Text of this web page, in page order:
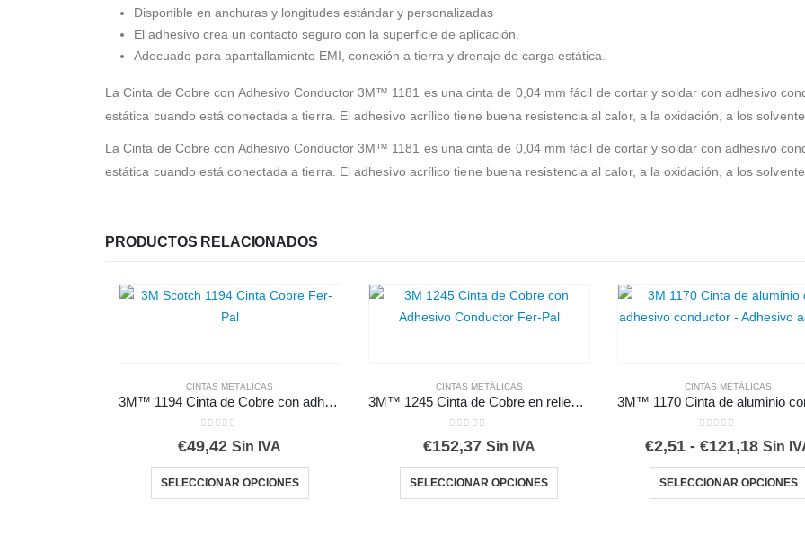
Disponible en anchuras y longitudes estándar y personalizadas
El adhesivo crea un contacto seguro con la superficie de aplicación.
Adecuado para apantallamiento EMI, conexión a tierra y drenaje de carga estática.
La Cinta de Cobre con Adhesivo Conductor 3M™ 1181 es una cinta de 0,04 mm fácil de cortar y soldar con adhesivo
estática cuando está conectada a tierra. El adhesivo acrílico tiene buena resistencia al calor, a la oxidación, a los
La Cinta de Cobre con Adhesivo Conductor 3M™ 1181 es una cinta de 0,04 mm fácil de cortar y soldar con adhesivo
estática cuando está conectada a tierra. El adhesivo acrílico tiene buena resistencia al calor, a la oxidación, a los
PRODUCTOS RELACIONADOS
CINTAS METÁLICAS
3M™ 1194 Cinta de Cobre con adhesivo no conductor
€49,42 Sin IVA
SELECCIONAR OPCIONES
Este producto tiene múltiples variantes. Las opciones se pueden elegir en la página de producto
CINTAS METÁLICAS
3M™ 1245 Cinta de Cobre en relieve con adhesivo conductor
€152,37 Sin IVA
SELECCIONAR OPCIONES
Este producto tiene múltiples variantes. Las opciones se pueden elegir en la página de producto
CINTAS METÁLICAS
€2,51 - €121,18
desde
Sin
SELECCIONAR OPCIONES